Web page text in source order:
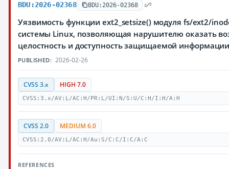
BDU:2026-02368 BDU:2026-02368
Уязвимость функции ext2_setsize() модуля fs/ext2/
системы Linux, позволяющая нарушителю оказать
целостность и доступность защищаемой
PUBLISHED: 2026-02-26
CVSS 3.x HIGH 7.0
CVSS:3.x/AV:L/AC:H/PR:L/UI:N/S:U/C:H/I:H/A:H
CVSS 2.0 MEDIUM 6.0
CVSS:2.0/AV:L/AC:H/Au:S/C:C/I:C/A:C
REFERENCES